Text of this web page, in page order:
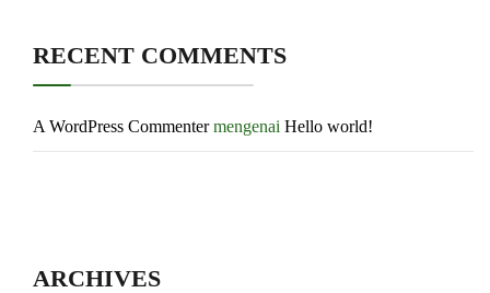
RECENT COMMENTS
A WordPress Commentermengenai Hello world!
ARCHIVES